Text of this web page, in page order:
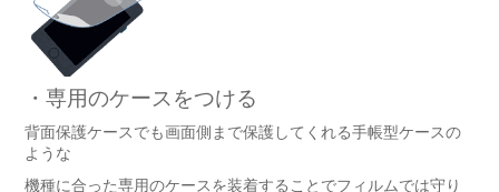
・専用のケースをつける
背面保護ケースでも画面側まで保護してくれる手帳型ケースの
ような
機種に合った専用のケースを装着することでフィルムでは守り